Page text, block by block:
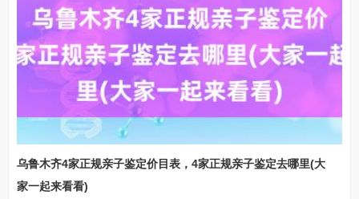
乌鲁木齐4家正规亲子鉴定价目表，4家正规亲子鉴定去哪里(大
家一起来看看)